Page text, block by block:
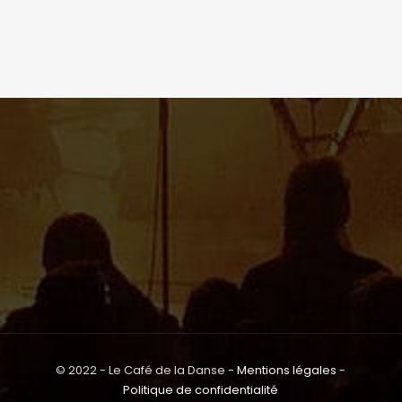
© 2022 - Le Café de la Danse -Mentions légales -
Politique de confidentialité